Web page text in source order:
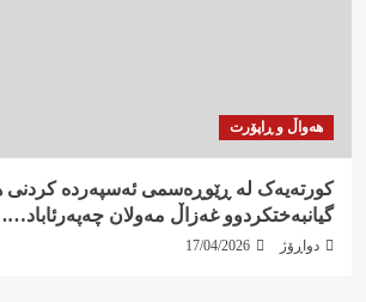
هەواڵ و ڕاپۆرت
کورتەیەک لە ڕێوڕەسمی ئەسپەردە کردنی
گیانبەختکردوو غەزاڵ مەولان چەپەرئاباد….
دواڕۆژ 17/04/2026